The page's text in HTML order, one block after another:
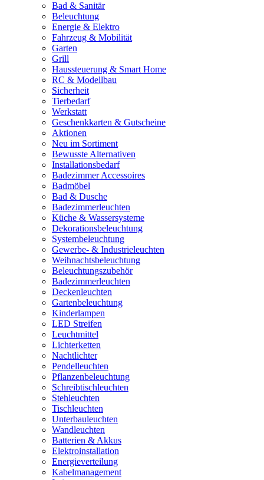
Bad & Sanitär
Beleuchtung
Energie & Elektro
Fahrzeug & Mobilität
Garten
Grill
Haussteuerung & Smart Home
RC & Modellbau
Sicherheit
Tierbedarf
Werkstatt
Geschenkkarten & Gutscheine
Aktionen
Neu im Sortiment
Bewusste Alternativen
Installationsbedarf
Badezimmer Accessoires
Badmöbel
Bad & Dusche
Badezimmerleuchten
Küche & Wassersysteme
Dekorationsbeleuchtung
Systembeleuchtung
Gewerbe- & Industrieleuchten
Weihnachtsbeleuchtung
Beleuchtungszubehör
Badezimmerleuchten
Deckenleuchten
Gartenbeleuchtung
Kinderlampen
LED Streifen
Leuchtmittel
Lichterketten
Nachtlichter
Pendelleuchten
Pflanzenbeleuchtung
Schreibtischleuchten
Stehleuchten
Tischleuchten
Unterbauleuchten
Wandleuchten
Batterien & Akkus
Elektroinstallation
Energieverteilung
Kabelmanagement